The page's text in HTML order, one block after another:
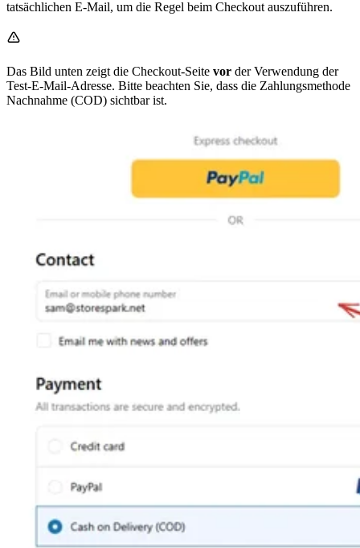
tatsächlichen E-Mail, um die Regel beim Checkout auszuführen.
Das Bild unten zeigt die Checkout-Seite vor der Verwendung der
Test-E-Mail-Adresse. Bitte beachten Sie, dass die Zahlungsmethode
Nachnahme (COD) sichtbar ist.